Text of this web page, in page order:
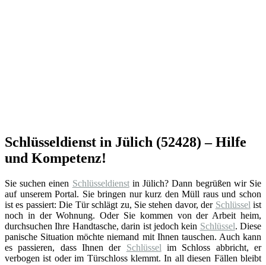
Schlüsseldienst in Jülich (52428) – Hilfe
und Kompetenz!
Sie suchen einen Schlüsseldienstin Jülich? Dann begrüßen wir Sie
auf unserem Portal. Sie bringen nur kurz den Müll raus und schon
ist es passiert: Die Tür schlägt zu, Sie stehen davor, der Schlüssel ist
noch in der Wohnung. Oder Sie kommen von der Arbeit heim,
durchsuchen Ihre Handtasche, darin ist jedoch kein Schlüssel. Diese
panische Situation möchte niemand mit Ihnen tauschen. Auch kann
es passieren, dass Ihnen der Schlüssel im Schloss abbricht, er
verbogen ist oder im Türschloss klemmt. In all diesen Fällen bleibt